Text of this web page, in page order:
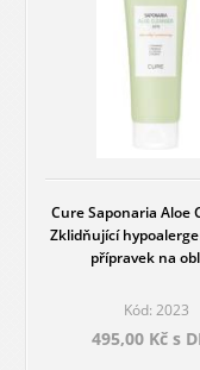
Cure Saponaria Aloe
Zklidňující
přípravek na
Kód: 2023
495,00 Kč s